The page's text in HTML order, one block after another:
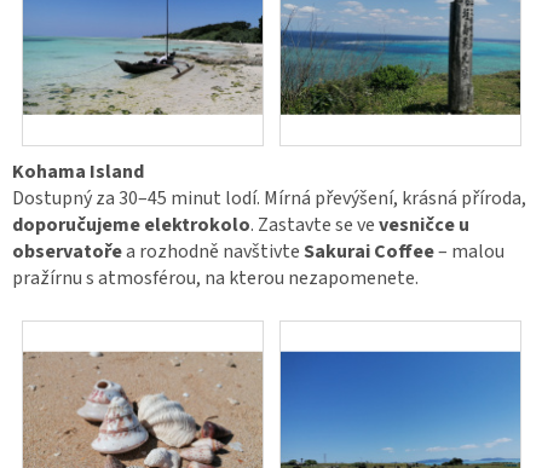
Kohama Island
Dostupný za 30–45 minut lodí. Mírná převýšení, krásná příroda,
doporučujeme elektrokolo. Zastavte se vevesničce u
observatořea rozhodně navštivteSakurai Coffee– malou
pražírnu s atmosférou, na kterou nezapomenete.